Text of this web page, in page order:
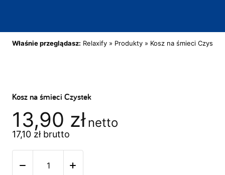
Właśnie przeglądasz: Relaxify » Produkty » Kosz na śmieci Czystek
Kosz na śmieci Czystek
13,90 zł netto
17,10 złbrutto